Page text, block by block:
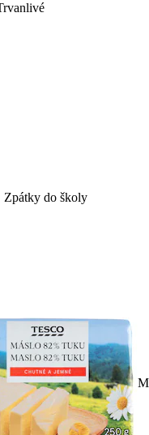
Zpátky do školy